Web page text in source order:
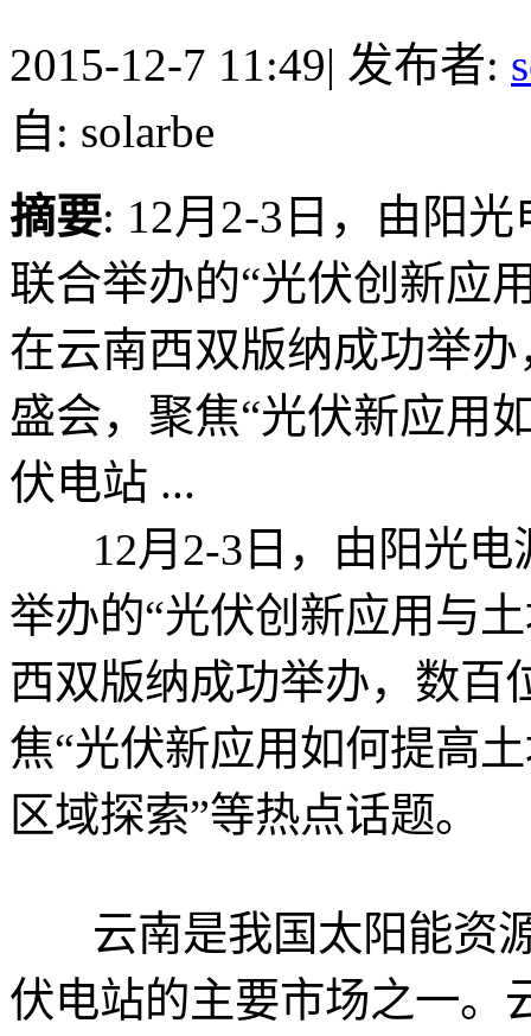
2015-12-7 11:49| 发布者:
自: solarbe
摘要: 12月2-3日，由阳
联合举办的“光伏创新应
在云南西双版纳成功举
盛会，聚焦“光伏新应用
伏电站 ...
12月2-3日，由阳光电
举办的“光伏创新应用与
西双版纳成功举办，数百
焦“光伏新应用如何提高
区域探索”等热点话题。
云南是我国太阳能资源
伏电站的主要市场之一。